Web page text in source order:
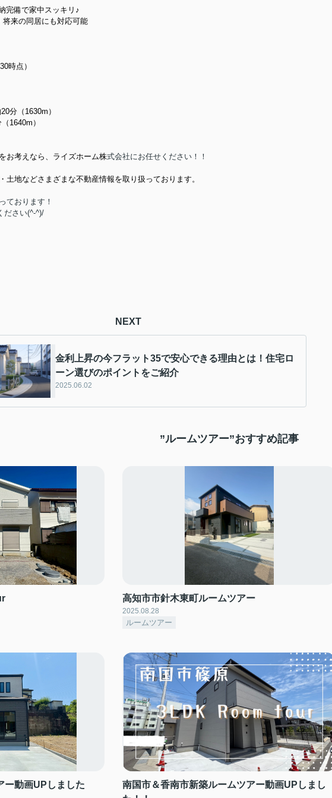
完備で家中スッキリ♪
将来の同居にも対応可能
時点）
分（1630m）
1640m）
お考えなら、ライズホーム株式会社にお任せください！！
土地などさまざまな不動産情報を取り扱っております。
ております！
ださい‍(^-^)/
NEXT
金利上昇の今フラット35で安心できる理由とは！住宅ロ
ーン選びのポイントをご紹介
2025.06.02
”ルームツアー”おすすめ記事
高知市市針木東町ルームツアー
2025.08.28
ルームツアー
ー動画UPしました
南国市＆香南市新築ルームツアー動画UPしまし